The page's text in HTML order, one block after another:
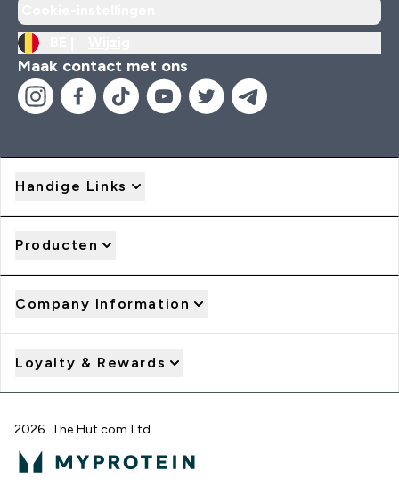
Maak contact met ons
Handige Links
Producten
Company Information
Loyalty & Rewards
2026 The Hut.com Ltd